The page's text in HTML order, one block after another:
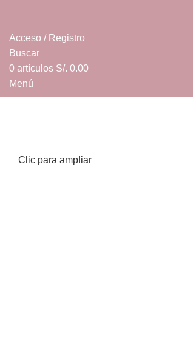
Acceso / Registro
Buscar
0 artículos S/. 0.00
Menú
Clic para ampliar